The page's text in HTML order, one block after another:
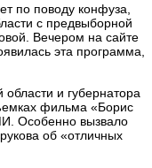
по поводу конфуза,
с предвыборной
Вечером на сайте
эта программа,
и губернатора
фильма «Борис
Особенно вызвало
об «отличных